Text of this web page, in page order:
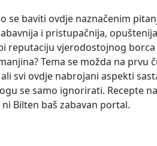
se baviti ovdje naznačenim
i pristupačnija,
reputaciju vjerodostojnog borca
Tema se možda na prvu
svi ovdje nabrojani aspekti
se samo ignorirati. Recepte
Bilten baš zabavan portal.